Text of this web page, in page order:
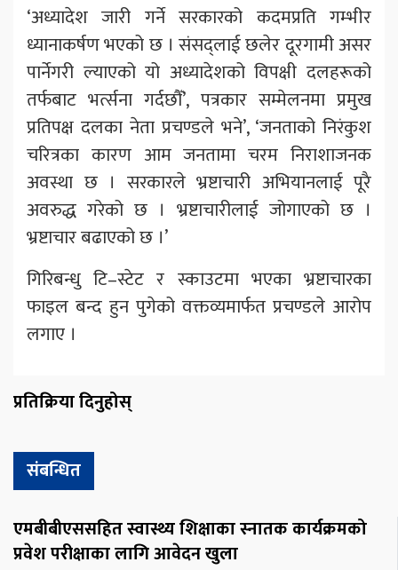
‘अध्यादेश जारी गर्ने सरकारको कदमप्रति गम्भीर
ध्यानाकर्षण भएको छ । संसद्लाई छलेर दूरगामी असर
पार्नेगरी ल्याएको यो अध्यादेशको विपक्षी दलहरूको
तर्फबाट भर्त्सना गर्दछौँ’, पत्रकार सम्मेलनमा प्रमुख
प्रतिपक्ष दलका नेता प्रचण्डले भने’, ‘जनताको निरंकुश
चरित्रका कारण आम जनतामा चरम निराशाजनक
अवस्था छ । सरकारले भ्रष्टाचारी अभियानलाई पूरै
अवरुद्ध गरेको छ । भ्रष्टाचारीलाई जोगाएको छ ।
भ्रष्टाचार बढाएको छ ।’
गिरिबन्धु टि–स्टेट र स्काउटमा भएका भ्रष्टाचारका
फाइल बन्द हुन पुगेको वक्तव्यमार्फत प्रचण्डले आरोप
लगाए ।
प्रतिक्रिया दिनुहोस्
संबन्धित
एमबीबीएससहित स्वास्थ्य शिक्षाका स्नातक कार्यक्रमको
प्रवेश परीक्षाका लागि आवेदन खुला